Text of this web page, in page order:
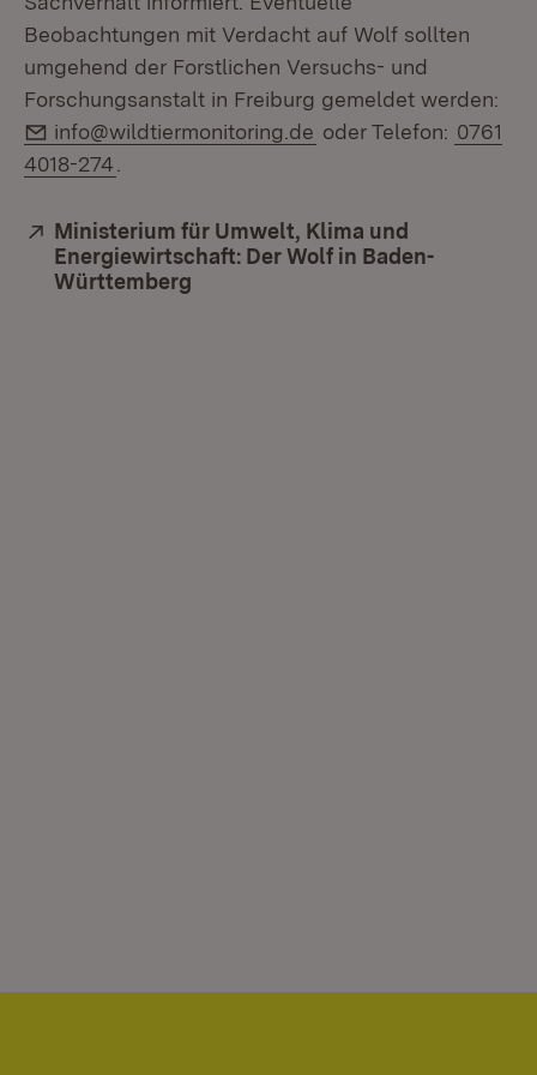
Beobachtungen mit Verdacht auf Wolf sollten
umgehend der Forstlichen Versuchs- und
Forschungsanstalt in Freiburg gemeldet werden:
E-Mail:
info@wildtiermonitoring.de oder Telefon: 0761
4018-274
Extern:
Ministerium für Umwelt, Klima und
Energiewirtschaft: Der Wolf in Baden-
Württemberg